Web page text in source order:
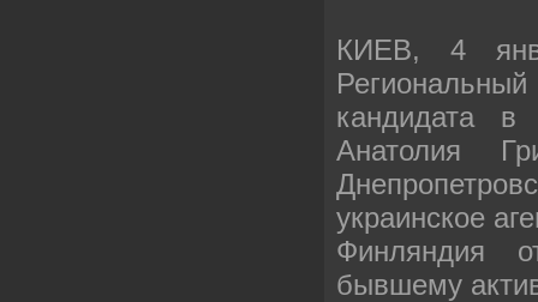
КИЕВ, 4
кандидата в
Анатолия
украинское
Финляндия
бывшему